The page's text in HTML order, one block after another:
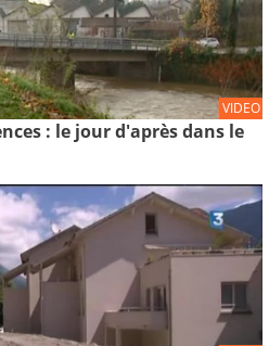
VIDEO
: le jour d'après dans le